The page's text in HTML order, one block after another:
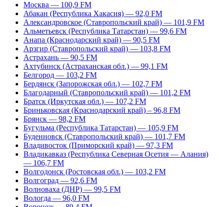
Москва — 100,9 FM
Абакан (Республика Хакасия) — 92,0 FM
Александровское (Ставропольский край) — 101,9 FM
Альметьевск (Республика Татарстан) — 99,6 FM
Анапа (Краснодарский край) — 90,5 FM
Арзгир (Ставропольский край) — 103,8 FM
Астрахань — 90,5 FM
Ахтубинск (Астраханская обл.) — 99,1 FM
Белгород — 103,2 FM
Бердянск (Запорожская обл.) — 102,7 FM
Благодарный (Ставропольский край) — 101,2 FM
Братск (Иркутская обл.) — 107,2 FM
Бриньковская (Краснодарский край) – 96,8 FM
Брянск — 98,2 FM
Бугульма (Республика Татарстан) — 105,9 FM
Буденновск (Ставропольский край) — 101,7 FM
Владивосток (Приморский край) — 97,3 FM
Владикавказ (Республика Северная Осетия — Алания)
— 106,7 FM
Волгодонск (Ростовская обл.) — 103,2 FM
Волгоград — 92,6 FM
Волноваха (ДНР) — 99,5 FM
Вологда — 96,0 FM